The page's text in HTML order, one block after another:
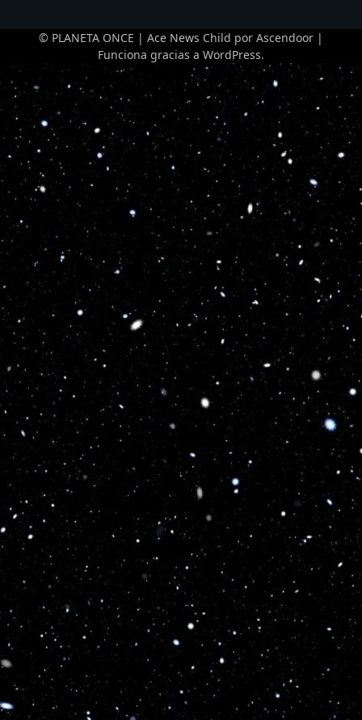
© PLANETA ONCE | Ace News Child por Ascendoor |
Funciona gracias a WordPress.
Optimized by Seraphinite Accelerator
Turns on site high speed to be attractive for people and search engines.